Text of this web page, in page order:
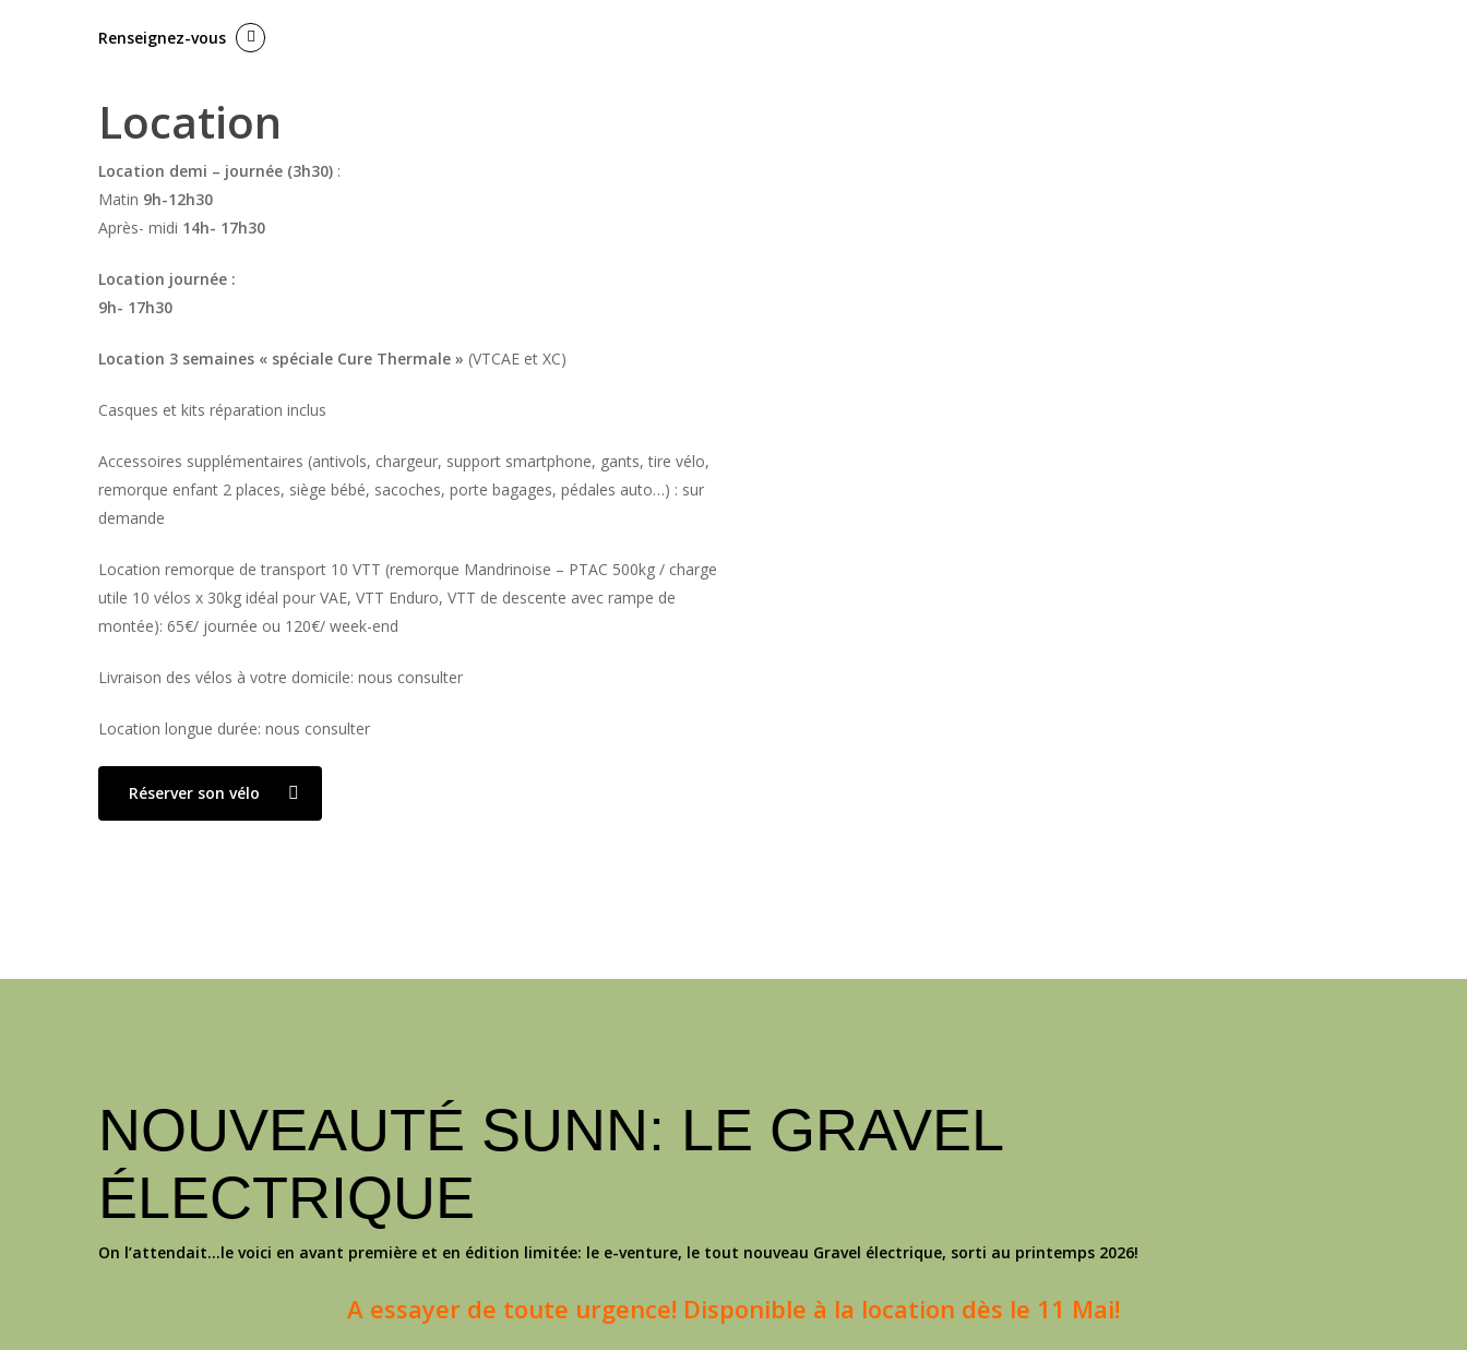
Renseignez-vous
Location
Location demi – journée (3h30) :
Matin 9h-12h30
Après- midi 14h- 17h30
Location journée :
9h- 17h30
Location 3 semaines « spéciale Cure Thermale » (VTCAE et XC)
Casques et kits réparation inclus
Accessoires supplémentaires (antivols, chargeur, support smartphone, gants, tire vélo,
remorque enfant 2 places, siège bébé, sacoches, porte bagages, pédales auto…) : sur
demande
Location remorque de transport 10 VTT (remorque Mandrinoise – PTAC 500kg / charge
utile 10 vélos x 30kg idéal pour VAE, VTT Enduro, VTT de descente avec rampe de
montée): 65€/ journée ou 120€/ week-end
Livraison des vélos à votre domicile: nous consulter
Location longue durée: nous consulter
Réserver son vélo
NOUVEAUTÉ SUNN: LE GRAVEL
ÉLECTRIQUE
On l’attendait…le voici en avant première et en édition limitée: le e-venture, le tout nouveau Gravel électrique, sorti au printemps 2026!
A essayer de toute urgence! Disponible à la location dès le 11 Mai!